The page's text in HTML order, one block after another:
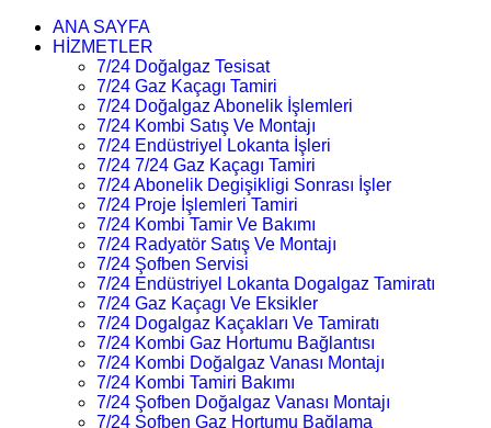
ANA SAYFA
HİZMETLER
7/24 Doğalgaz Tesisat
7/24 Gaz Kaçagı Tamiri
7/24 Doğalgaz Abonelik İşlemleri
7/24 Kombi Satış Ve Montajı
7/24 Endüstriyel Lokanta İşleri
7/24 7/24 Gaz Kaçagı Tamiri
7/24 Abonelik Degişikligi Sonrası İşler
7/24 Proje İşlemleri Tamiri
7/24 Kombi Tamir Ve Bakımı
7/24 Radyatör Satış Ve Montajı
7/24 Şofben Servisi
7/24 Endüstriyel Lokanta Dogalgaz Tamiratı
7/24 Gaz Kaçagı Ve Eksikler
7/24 Dogalgaz Kaçakları Ve Tamiratı
7/24 Kombi Gaz Hortumu Bağlantısı
7/24 Kombi Doğalgaz Vanası Montajı
7/24 Kombi Tamiri Bakımı
7/24 Şofben Doğalgaz Vanası Montajı
7/24 Şofben Gaz Hortumu Bağlama